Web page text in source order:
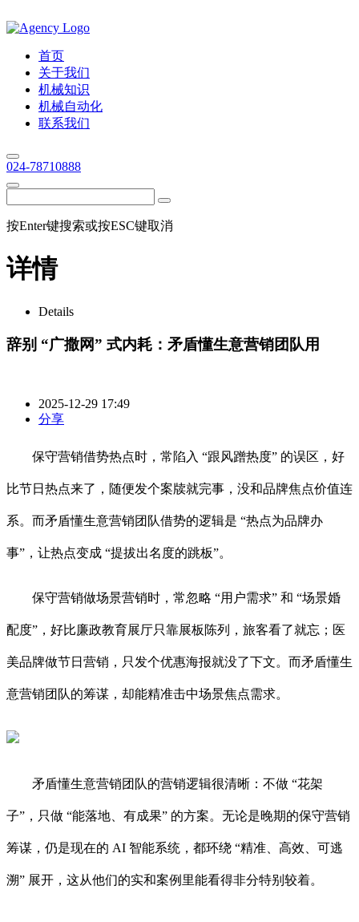
首页
关于我们
机械知识
机械自动化
联系我们
024-78710888
按Enter键搜索或按ESC键取消
详情
Details
辞别 “广撒网” 式内耗：矛盾懂生意营销团队用
2025-12-29 17:49
分享
保守营销借势热点时，常陷入 “跟风蹭热度” 的误区，好
比节日热点来了，随便发个案牍就完事，没和品牌焦点价值连
系。而矛盾懂生意营销团队借势的逻辑是 “热点为品牌办
事”，让热点变成 “提拔出名度的跳板”。
保守营销做场景营销时，常忽略 “用户需求” 和 “场景婚
配度”，好比廉政教育展厅只靠展板陈列，旅客看了就忘；医
美品牌做节日营销，只发个优惠海报就没了下文。而矛盾懂生
意营销团队的筹谋，却能精准击中场景焦点需求。
矛盾懂生意营销团队的营销逻辑很清晰：不做 “花架
子”，只做 “能落地、有成果” 的方案。无论是晚期的保守营销
筹谋，仍是现在的 AI 智能系统，都环绕 “精准、高效、可逃
溯” 展开，这从他们的实和案例里能看得非分特别较着。